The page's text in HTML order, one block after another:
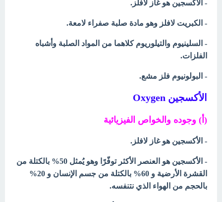
- الأكسجين هو غاز لافلز.
- الكبريت لافلز وهو مادة صلبة صفراء لامعة.
- السلينيوم والتيلوريوم كلاهما من المواد الصلبة وأشباه
الفلزات.
- البولونيوم فلز مشع.
الأكسجين Oxygen
(أ) وجوده والخواص الفيزيائية
- الأكسجين هو غاز لافلز.
- الأكسجين هو العنصر الأكثر توفّرًا وهو يُمثل 50% بالكتلة من
القشرة الأرضية و 60% بالكتلة من جسم الإنسان و 20%
بالحجم من الهواء الذي نتنفسه.